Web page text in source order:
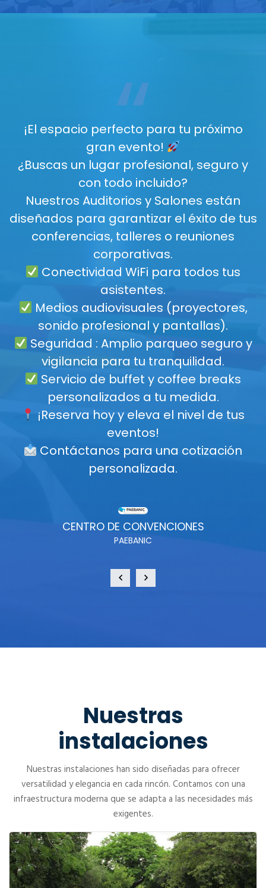
“
¡El espacio perfecto para tu próximo
gran evento!
¿Buscas un lugar profesional, seguro y
con todo incluido?
Nuestros Auditorios y Salones están
diseñados para garantizar el éxito de tus
conferencias, talleres o reuniones
corporativas.
Conectividad WiFi para todos tus
asistentes.
Medios audiovisuales (proyectores,
sonido profesional y pantallas).
Seguridad : Amplio parqueo seguro y
vigilancia para tu tranquilidad.
Servicio de buffet y coffee breaks
personalizados a tu medida.
¡Reserva hoy y eleva el nivel de tus
eventos!
Contáctanos para una cotización
personalizada.
CENTRO DE CONVENCIONES
PAEBANIC
Nuestras
instalaciones
Nuestras instalaciones han sido diseñadas para ofrecer
versatilidad y elegancia en cada rincón. Contamos con una
infraestructura moderna que se adapta a las necesidades más
exigentes.